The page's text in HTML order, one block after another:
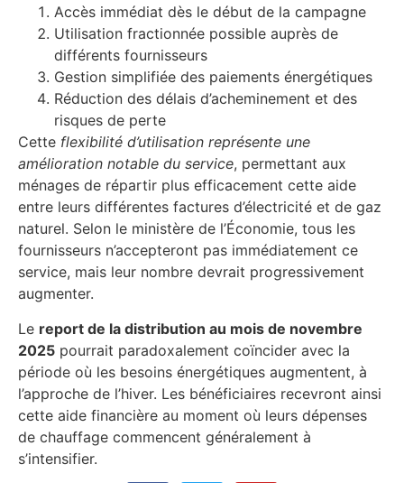
Accès immédiat dès le début de la campagne
Utilisation fractionnée possible auprès de
différents fournisseurs
Gestion simplifiée des paiements énergétiques
Réduction des délais d’acheminement et des
risques de perte
Cette flexibilité d’utilisation représente une
amélioration notable du service, permettant aux
ménages de répartir plus efficacement cette aide
entre leurs différentes factures d’électricité et de gaz
naturel. Selon le ministère de l’Économie, tous les
fournisseurs n’accepteront pas immédiatement ce
service, mais leur nombre devrait progressivement
augmenter.
Le report de la distribution au mois de novembre
2025 pourrait paradoxalement coïncider avec la
période où les besoins énergétiques augmentent, à
l’approche de l’hiver. Les bénéficiaires recevront ainsi
cette aide financière au moment où leurs dépenses
de chauffage commencent généralement à
s’intensifier.